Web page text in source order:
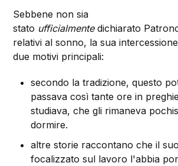
Sebbene non sia
stato ufficialmentedichiarato
relativi al sonno, la sua
due motivi principali:
secondo la tradizione, questo
passava così tante ore in
studiava, che gli rimaneva
dormire.
altre storie raccontano che il
focalizzato sul lavoro l'abbia